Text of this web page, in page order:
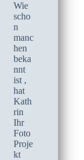
Wie
scho
n
manc
hen
beka
nnt
ist ,
hat
Kath
rin
Ihr
Foto
Proje
kt